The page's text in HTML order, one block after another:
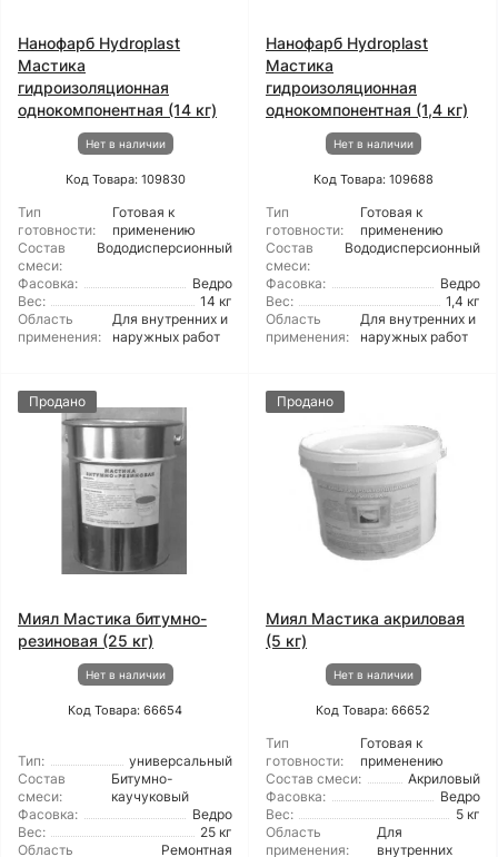
Нанофарб Hydroplast
Мастика
гидроизоляционная
однокомпонентная (14 кг)
Нет в наличии
Код Товара: 109830
Тип
готовности:
Готовая к
применению
Состав
смеси:
Вододисперсионный
Фасовка:
Ведро
Вес:
14 кг
Область
применения:
Для внутренних и
наружных работ
Нанофарб Hydroplast
Мастика
гидроизоляционная
однокомпонентная (1,4 кг)
Нет в наличии
Код Товара: 109688
Тип
готовности:
Готовая к
применению
Состав
смеси:
Вододисперсионный
Фасовка:
Ведро
Вес:
1,4 кг
Область
применения:
Для внутренних и
наружных работ
Продано
Миял Мастика битумно-
резиновая (25 кг)
Нет в наличии
Код Товара: 66654
Тип:
универсальный
Состав
смеси:
Битумно-
каучуковый
Фасовка:
Ведро
Вес:
25 кг
Область
Ремонтная
Продано
Миял Мастика акриловая
(5 кг)
Нет в наличии
Код Товара: 66652
Тип
готовности:
Готовая к
применению
Состав смеси:
Акриловый
Фасовка:
Ведро
Вес:
5 кг
Область
применения:
Для
внутренних